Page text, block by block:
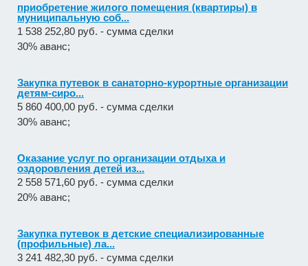
приобретение жилого помещения (квартиры) в
муниципальную соб...
1 538 252,80 руб. - сумма сделки
30% аванс;
Закупка путевок в санаторно-курортные организации
детям-сиро...
5 860 400,00 руб. - сумма сделки
30% аванс;
Оказание услуг по организации отдыха и
оздоровления детей из...
2 558 571,60 руб. - сумма сделки
20% аванс;
Закупка путевок в детские специализированные
(профильные) ла...
3 241 482,30 руб. - сумма сделки